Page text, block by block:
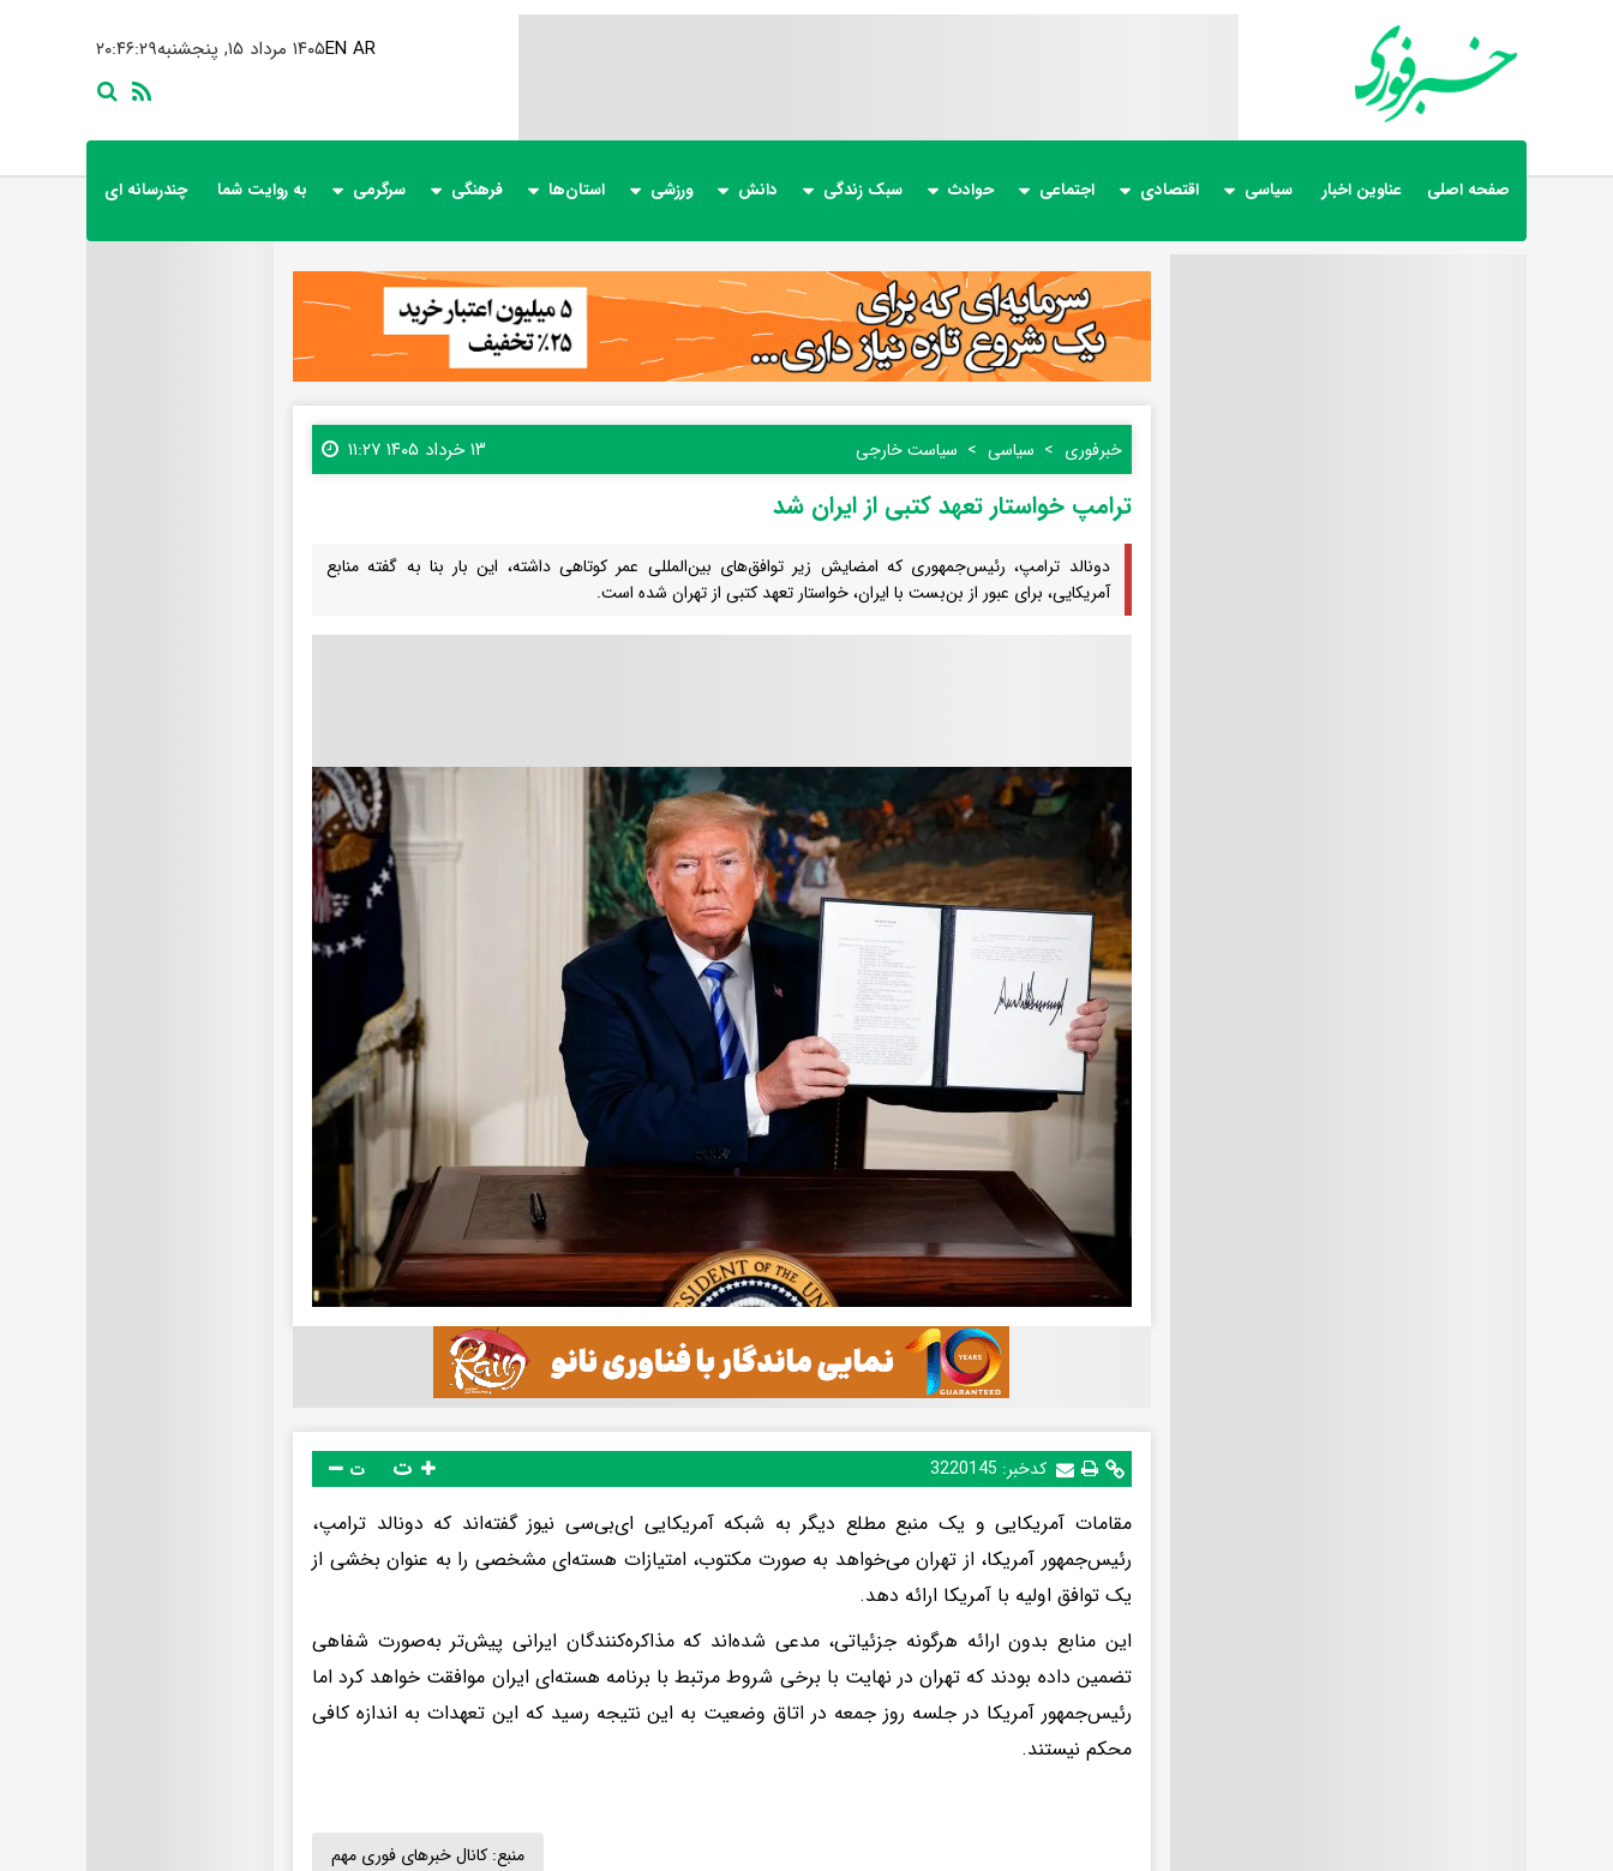
۲۰:۴۶:۳۱ ۱۴۰۵ مرداد ۱۵, پنجشنبهEN AR
صفحه اصلی عناوین اخبار سیاسی اقتصادی اجتماعی حوادث سبک زندگی دانش ورزشی استان‌ها فرهنگی سرگرمی به روایت شما چندرسانه ای
خبرفوری سیاسی سیاست خارجی ۱۳ خرداد ۱۴۰۵ ۱۱:۲۷
ترامپ خواستار تعهد کتبی از ایران شد
دونالد ترامپ، رئیس‌جمهوری که امضایش زیر توافق‌های بین‌المللی عمر کوتاهی داشته، این بار بنا به گفته منابع
آمریکایی، برای عبور از بن‌بست با ایران، خواستار تعهد کتبی از تهران شده است.
کدخبر: 3220145 ت
مقامات آمریکایی و یک منبع مطلع دیگر به شبکه آمریکایی ای‌بی‌سی نیوز گفته‌اند که دونالد ترامپ،
رئیس‌جمهور آمریکا، از تهران می‌خواهد به صورت مکتوب، امتیازات هسته‌ای مشخصی را به‌ عنوان بخشی از
یک توافق اولیه با آمریکا ارائه دهد.
این منابع بدون ارائه هرگونه جزئیاتی، مدعی شده‌اند که مذاکره‌کنندگان ایرانی پیش‌تر به‌صورت شفاهی
تضمین داده بودند که تهران در نهایت با برخی شروط مرتبط با برنامه هسته‌ای ایران موافقت خواهد کرد اما
رئیس‌جمهور آمریکا در جلسه روز جمعه در اتاق وضعیت به این نتیجه رسید که این تعهدات به اندازه کافی
محکم نیستند.
منبع: کانال خبرهای فوری مهم